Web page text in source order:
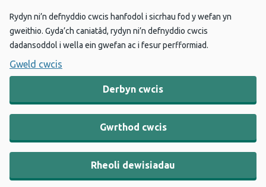
Rydyn ni’n defnyddio cwcis hanfodol i sicrhau fod y wefan yn
gweithio. Gyda’ch caniatâd, rydyn ni’n defnyddio cwcis
dadansoddol i wella ein gwefan ac i fesur perfformiad.
Gweld cwcis
Derbyn cwcis
Gwrthod cwcis
Rheoli dewisiadau